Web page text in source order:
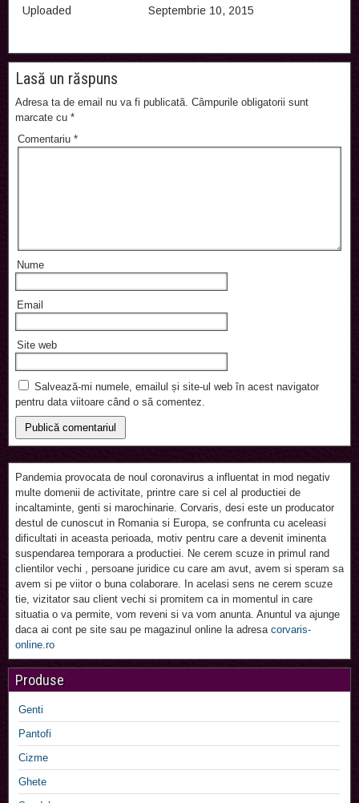
Uploaded Septembrie 10, 2015
Lasă un răspuns
Adresa ta de email nu va fi publicată. Câmpurile obligatorii sunt
marcate cu *
Comentariu *
Nume
Email
Site web
Salvează-mi numele, emailul și site-ul web în acest navigator
pentru data viitoare când o să comentez.
Pandemia provocata de noul coronavirus a influentat in mod negativ
multe domenii de activitate, printre care si cel al productiei de
incaltaminte, genti si marochinarie. Corvaris, desi este un producator
destul de cunoscut in Romania si Europa, se confrunta cu aceleasi
dificultati in aceasta perioada, motiv pentru care a devenit iminenta
suspendarea temporara a productiei. Ne cerem scuze in primul rand
clientilor vechi , persoane juridice cu care am avut, avem si speram sa
avem si pe viitor o buna colaborare. In acelasi sens ne cerem scuze
tie, vizitator sau client vechi si promitem ca in momentul in care
situatia o va permite, vom reveni si va vom anunta. Anuntul va ajunge
daca ai cont pe site sau pe magazinul online la adresa corvaris-
online.ro
Produse
Genti
Pantofi
Cizme
Ghete